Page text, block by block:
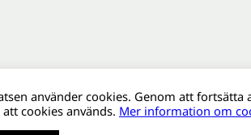
använder cookies. Genom att fortsätta
cookies används. Mer information om